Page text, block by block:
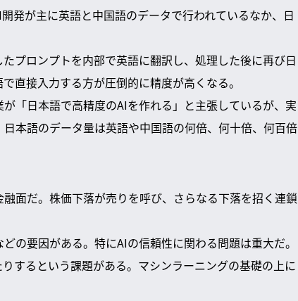
発が主に英語と中国語のデータで行われているなか、日
プロンプトを内部で英語に翻訳し、処理した後に再び日
直接入力する方が圧倒的に精度が高くなる。
「日本語で高精度のAIを作れる」と主張しているが、実
本語のデータ量は英語や中国語の何倍、何十倍、何百倍
面だ。株価下落が売りを呼び、さらなる下落を招く連鎖
の要因がある。特にAIの信頼性に関わる問題は重大だ。
するという課題がある。マシンラーニングの基礎の上に